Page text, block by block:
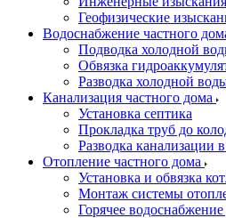
Геофизические
Водоснабжение частного
Подводка холодной
Обвязка
Разводка холодной
Канализация частного дома
Установка септика
Прокладка труб до
Разводка канализации
Отопление частного дома
Установка и обвязка
Монтаж системы
Горячее